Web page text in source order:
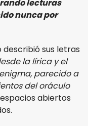
lecturas
nunca por
describió sus letras
la lírica y el
parecido a
del oráculo
abiertos